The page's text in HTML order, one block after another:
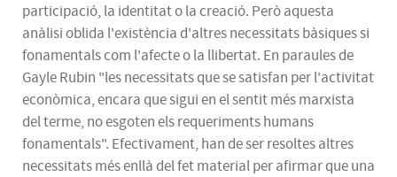
participació, la identitat o la creació. Però aquesta
anàlisi oblida l'existència d'altres necessitats bàsiques si
fonamentals com l'afecte o la llibertat. En paraules de
GayleRubin "les necessitats que se satisfan per l'activitat
econòmica, encara que sigui en el sentit més marxista
del terme, no esgoten els requeriments humans
fonamentals". Efectivament, han de ser resoltes altres
necessitats més enllàdelfet material per afirmar que una